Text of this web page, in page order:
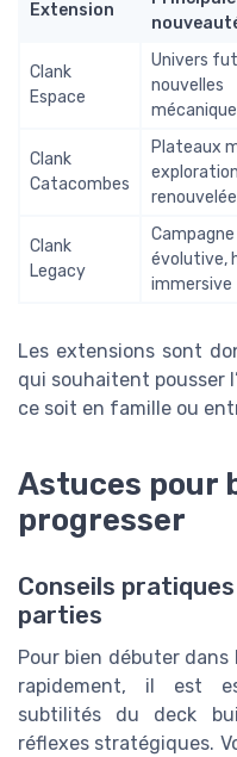
Extension
Clank
Espace
Univers
nouvelles
Clank
Catacombes
Plateaux
exploration
renouvelée
Clank
Legacy
Campagne
évolutive,
immersive
Les extensions sont
qui souhaitent pousser
ce soit en famille ou
Astuces pour
progresser
Conseils
parties
Pour bien débuter dans
rapidement, il est
subtilités du deck
réflexes stratégiques.